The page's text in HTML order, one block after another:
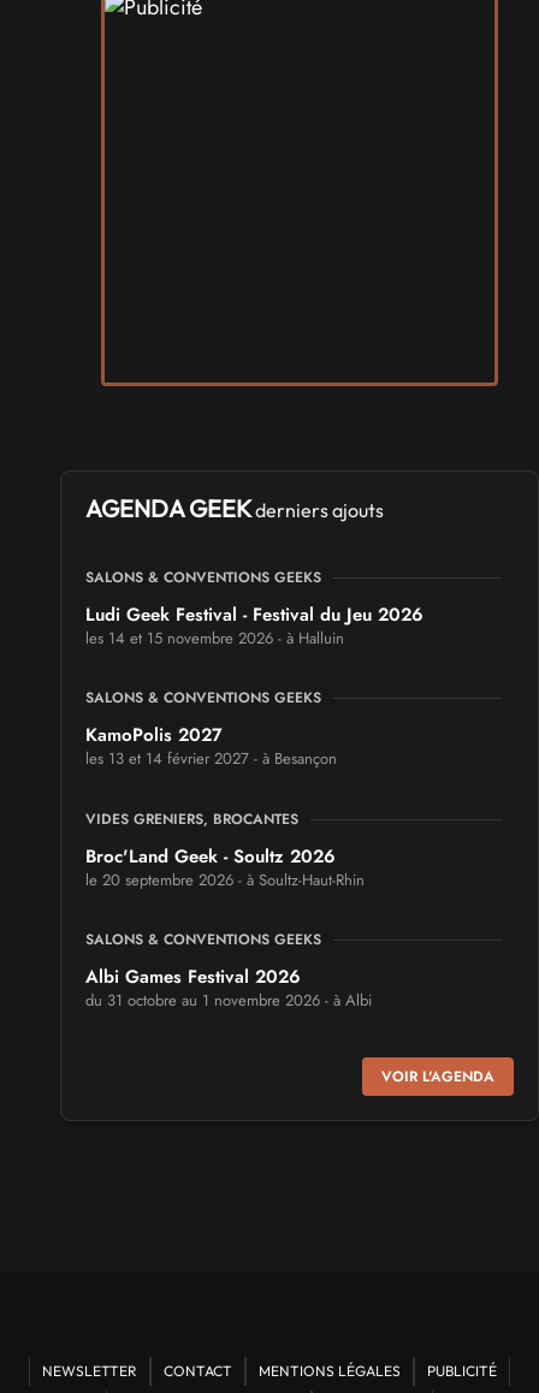
AGENDA GEEKderniers ajouts
SALONS & CONVENTIONS GEEKS
Ludi Geek Festival - Festival du Jeu 2026
les 14 et 15 novembre 2026 - à Halluin
SALONS & CONVENTIONS GEEKS
KamoPolis 2027
les 13 et 14 février 2027 - à Besançon
VIDES GRENIERS, BROCANTES
Broc'Land Geek - Soultz 2026
le 20 septembre 2026 - à Soultz-Haut-Rhin
SALONS & CONVENTIONS GEEKS
Albi Games Festival 2026
du 31 octobre au 1 novembre 2026 - à Albi
Virtual Calais - salon du jeu vidéo et des loisirs
numériques 2026
Mang'Azur 2027
les 24 et 25 avril 2027 - à Toulon
VOIR L'AGENDA
NEWSLETTER CONTACT MENTIONS LÉGALES PUBLICITÉ